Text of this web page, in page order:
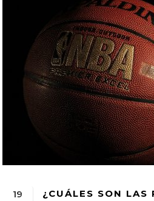
19
¿CUÁLES SON LAS